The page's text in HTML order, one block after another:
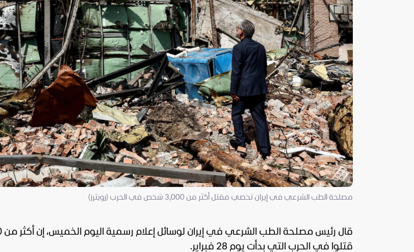
مصلحة الطب الشرعي في إيران تحصي مقتل أكثر من 3,000 شخص في الحرب (رويترز)
قال رئيس مصلحة الطب الشرعي في إيران
قتلوا في الحرب التي بدأت يوم 28 فبراير.